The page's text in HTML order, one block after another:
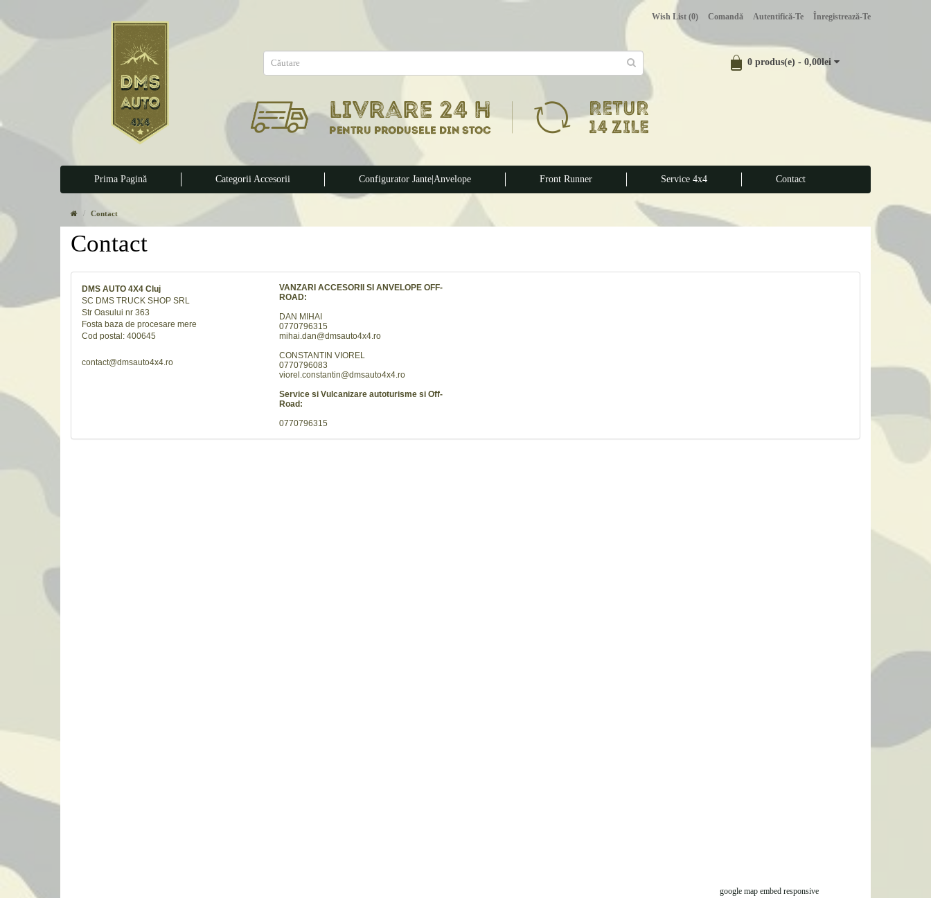
Autentifică-Te Înregistrează-Te
Wish List (0) Comandă
0 produs(e) - 0,00lei
Prima Pagină Categorii Accesorii Configurator Jante|Anvelope Front Runner Service 4x4 Contact
Contact
Contact
DMS AUTO 4X4 Cluj
SC DMS TRUCK SHOP SRL
Str Oasului nr 363
Fosta baza de procesare mere
Cod postal: 400645
contact@dmsauto4x4.ro
VANZARI ACCESORII SI ANVELOPE OFF-
ROAD:
DAN MIHAI
0770796315
mihai.dan@dmsauto4x4.ro
CONSTANTIN VIOREL
0770796083
viorel.constantin@dmsauto4x4.ro
Service si Vulcanizare autoturisme si Off-
Road:
0770796315
google map embed responsive